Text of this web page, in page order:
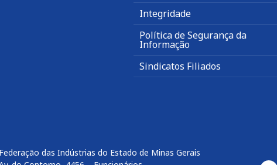
Integridade
Política de Segurança da
Informação
Sindicatos Filiados
Federação das Indústrias do Estado de Minas Gerais